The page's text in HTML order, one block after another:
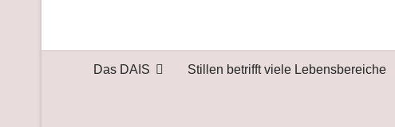
Das DAIS Stillen betrifft viele Lebensbereiche